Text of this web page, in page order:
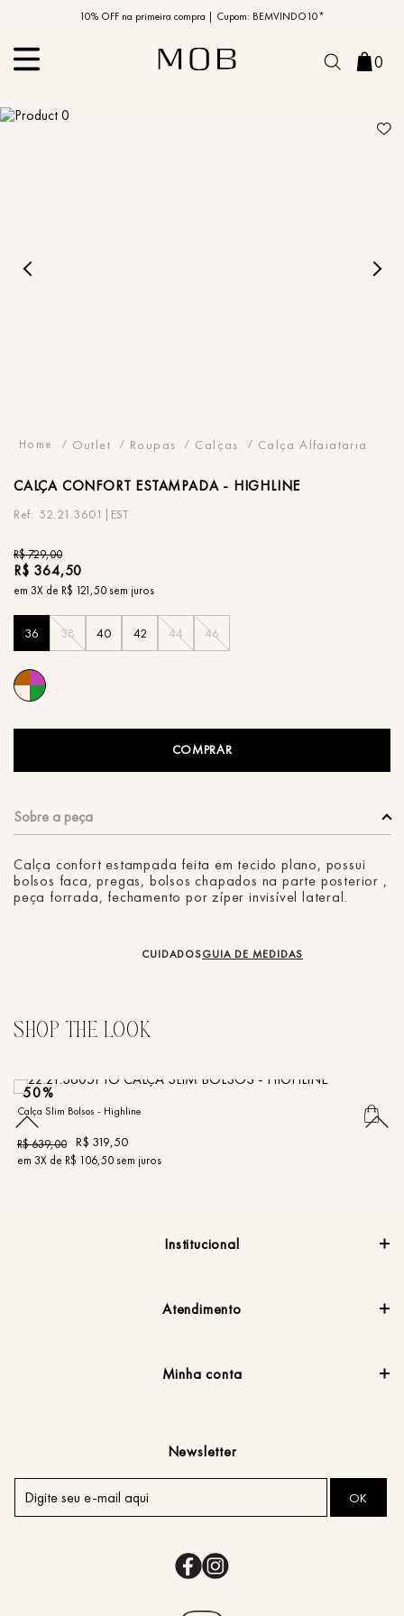
PIX MOB | 5%OFF - Seu look merece!
10% OFF na primeira compra | Cupom: BEMVINDO10*
0
Outlet Roupas Calças Calça Alfaiataria
CALÇA CONFORT ESTAMPADA - HIGHLINE
52.21.3601|EST
R$729,00
R$ 364,50
em 3X de R$ 121,50sem juros
36 38 40 42 44 46
COMPRAR
Calça confort estampada feita em tecido plano, possui
bolsos faca, pregas, bolsos chapados na parte posterior ,
peça forrada, fechamento por zíper invisível lateral.
CUIDADOSGUIA DE MEDIDAS
50%
Calça Slim Bolsos - Highline
R$639,00 R$ 319,50
em 3X de R$ 106,50sem juros
Institucional
Atendimento
Minha conta
Newsletter
OK